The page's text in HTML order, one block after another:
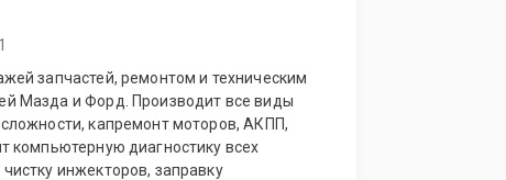
запчастей, ремонтом и техническим
Мазда и Форд. Производит все виды
капремонт моторов, АКПП,
компьютерную диагностику всех
инжекторов, заправку